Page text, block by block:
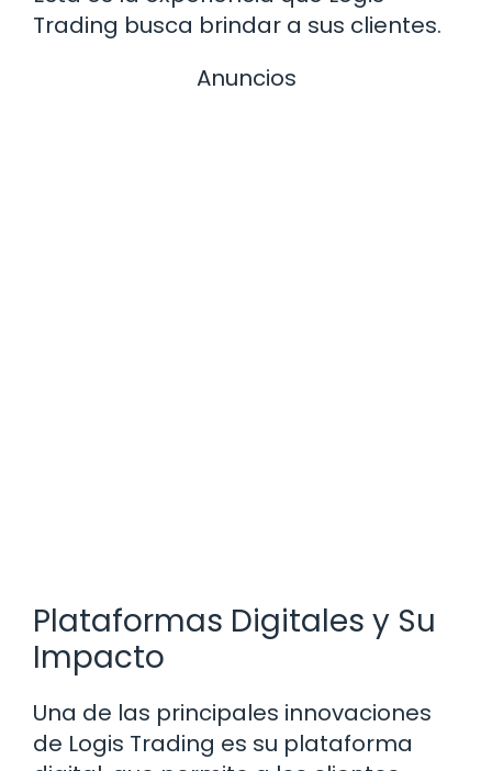
Trading busca brindar a sus clientes.
Anuncios
Plataformas Digitales y Su
Impacto
Una de las principales innovaciones
de Logis Trading es su plataforma